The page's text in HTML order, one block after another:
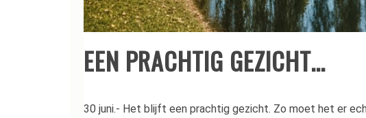
EEN PRACHTIG GEZICHT…
30 juni.- Het blijft een prachtig gezicht. Zo moet het er